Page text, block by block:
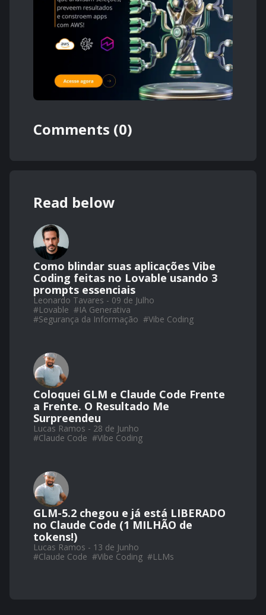
Comments (0)
Read below
Como blindar suas aplicações Vibe
Coding feitas no Lovable usando 3
prompts essenciais
Leonardo Tavares - 09 de Julho
#Lovable #IA Generativa
#Segurança da Informação #Vibe Coding
Coloquei GLM e Claude Code Frente
a Frente. O Resultado Me
Surpreendeu
Lucas Ramos - 28 de Junho
#Claude Code #Vibe Coding
GLM-5.2 chegou e já está LIBERADO
no Claude Code (1 MILHÃO de
tokens!)
Lucas Ramos - 13 de Junho
#Claude Code #Vibe Coding #LLMs